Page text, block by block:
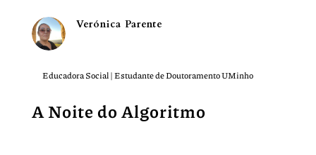
Verónica Parente
Educadora Social | Estudante de Doutoramento UMinho
A Noite do Algoritmo